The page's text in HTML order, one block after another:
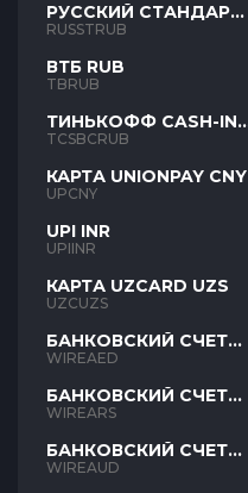
РУССКИЙ СТАНДАРТ
RUB
RUSSTRUB
ВТБ RUB
TBRUB
ТИНЬКОФФ CASH-IN
RUB
TCSBCRUB
КАРТА UNIONPAY CNY
UPCNY
UPI INR
UPIINR
КАРТА UZCARD UZS
UZCUZS
БАНКОВСКИЙ СЧЕТ
AED
WIREAED
БАНКОВСКИЙ СЧЕТ
ARS
WIREARS
БАНКОВСКИЙ СЧЕТ
AUD
WIREAUD